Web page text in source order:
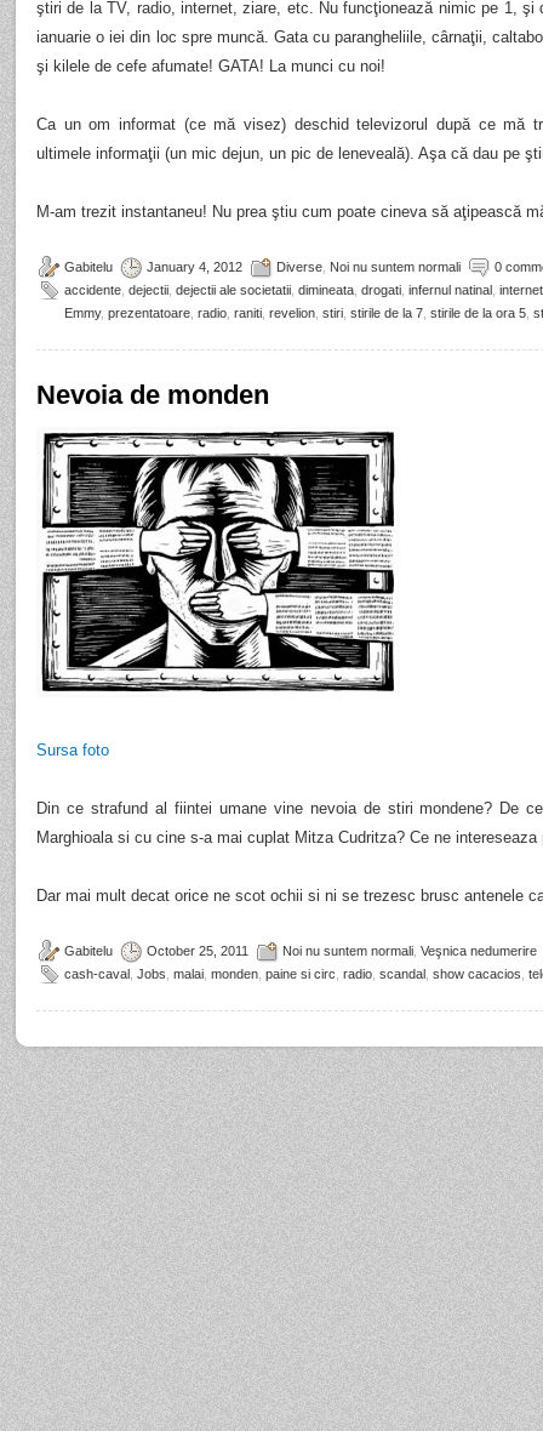
ştiri de la TV, radio, internet, ziare, etc. Nu funcţionează nimic pe 1, şi
ianuarie o iei din loc spre muncă. Gata cu parangheliile, cârnaţii,
şi kilele de cefe afumate! GATA! La munci cu noi!
Ca un om informat (ce mă visez) deschid televizorul după ce mă
ultimele informaţii (un mic dejun, un pic de leneveală). Aşa că dau pe
M-am trezit instantaneu! Nu prea ştiu cum poate cineva să aţipească
Gabitelu January 4, 2012 Diverse Noi nu suntem normali
0
accidente dejectii dejectii ale societatii dimineata drogati infernul natinal internet
Emmy, prezentatoare radio raniti revelion stiri stirile de la 7 stirile de la ora 5
Nevoia de monden
Sursa foto
Din ce strafund al fiintei umane vine nevoia de stiri mondene? De
Marghioala si cu cine s-a mai cuplat Mitza Cudritza? Ce ne
Dar mai mult decat orice ne scot ochii si ni se trezesc brusc antenele
Gabitelu October 25, 2011 Noi nu suntem normali Veşnica nedumerire
cash-caval Jobs malai monden paine si circ radio scandal show cacacios